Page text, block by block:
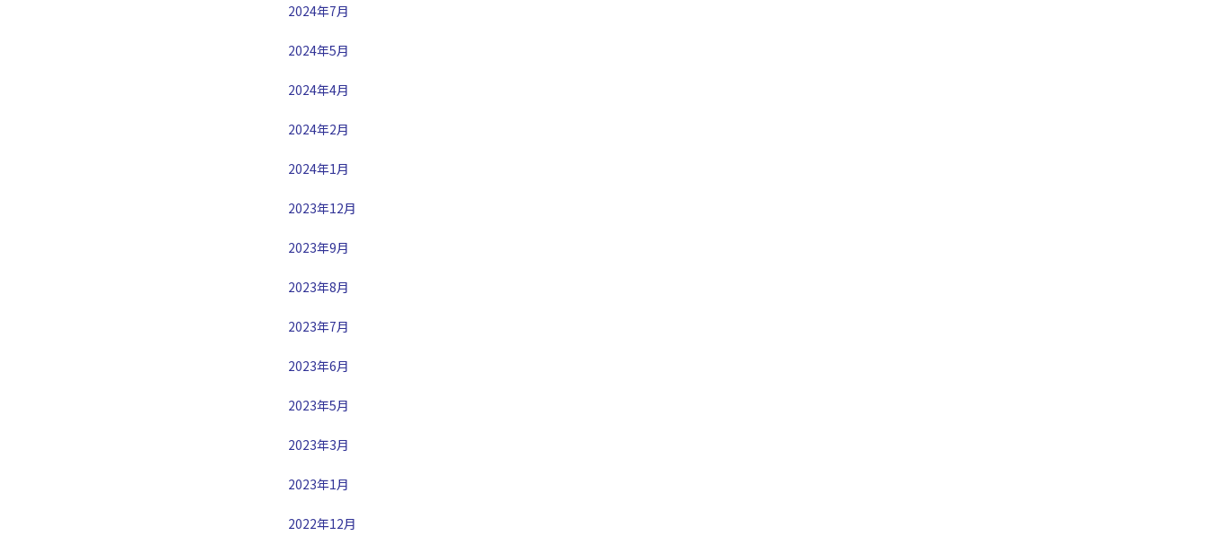
2024年7月
2024年5月
2024年4月
2024年2月
2024年1月
2023年12月
2023年9月
2023年8月
2023年7月
2023年6月
2023年5月
2023年3月
2023年1月
2022年12月